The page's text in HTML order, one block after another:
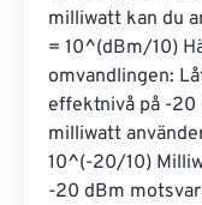
milliwatt kan du
= 10^(dBm/10)
omvandlingen:
effektnivå på -
milliwatt
10^(-20/10)
-20 dBm